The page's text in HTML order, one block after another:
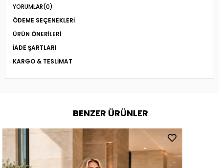
YORUMLAR(0)
ÖDEME SEÇENEKLERI
ÜRÜN ÖNERILERI
İADE ŞARTLARI
KARGO & TESLIMAT
BENZER ÜRÜNLER